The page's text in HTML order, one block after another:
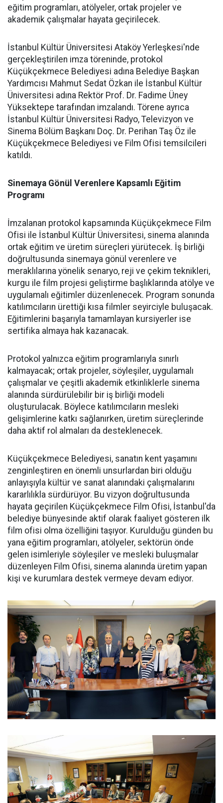
eğitim programları, atölyeler, ortak projeler ve
akademik çalışmalar hayata geçirilecek.
İstanbul Kültür Üniversitesi Ataköy Yerleşkesi'nde
gerçekleştirilen imza töreninde, protokol
Küçükçekmece Belediyesi adına Belediye Başkan
Yardımcısı Mahmut Sedat Özkan ile İstanbul Kültür
Üniversitesi adına Rektör Prof. Dr. Fadime Üney
Yüksektepe tarafından imzalandı. Törene ayrıca
İstanbul Kültür Üniversitesi Radyo, Televizyon ve
Sinema Bölüm Başkanı Doç. Dr. Perihan Taş Öz ile
Küçükçekmece Belediyesi ve Film Ofisi temsilcileri
katıldı.
Sinemaya Gönül Verenlere Kapsamlı Eğitim
Programı
İmzalanan protokol kapsamında Küçükçekmece Film
Ofisi ile İstanbul Kültür Üniversitesi, sinema alanında
ortak eğitim ve üretim süreçleri yürütecek. İş birliği
doğrultusunda sinemaya gönül verenlere ve
meraklılarına yönelik senaryo, reji ve çekim teknikleri,
kurgu ile film projesi geliştirme başlıklarında atölye ve
uygulamalı eğitimler düzenlenecek. Program sonunda
katılımcıların ürettiği kısa filmler seyirciyle buluşacak.
Eğitimlerini başarıyla tamamlayan kursiyerler ise
sertifika almaya hak kazanacak.
Protokol yalnızca eğitim programlarıyla sınırlı
kalmayacak; ortak projeler, söyleşiler, uygulamalı
çalışmalar ve çeşitli akademik etkinliklerle sinema
alanında sürdürülebilir bir iş birliği modeli
oluşturulacak. Böylece katılımcıların mesleki
gelişimlerine katkı sağlanırken, üretim süreçlerinde
daha aktif rol almaları da desteklenecek.
Küçükçekmece Belediyesi, sanatın kent yaşamını
zenginleştiren en önemli unsurlardan biri olduğu
anlayışıyla kültür ve sanat alanındaki çalışmalarını
kararlılıkla sürdürüyor. Bu vizyon doğrultusunda
hayata geçirilen Küçükçekmece Film Ofisi, İstanbul'da
belediye bünyesinde aktif olarak faaliyet gösteren ilk
film ofisi olma özelliğini taşıyor. Kurulduğu günden bu
yana eğitim programları, atölyeler, sektörün önde
gelen isimleriyle söyleşiler ve mesleki buluşmalar
düzenleyen Film Ofisi, sinema alanında üretim yapan
kişi ve kurumlara destek vermeye devam ediyor.